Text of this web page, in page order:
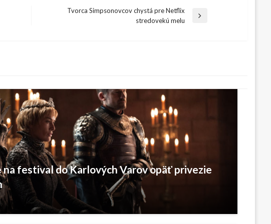
Tvorca Simpsonovcov chystá pre Netflix
stredovekú melu
na festival do Karlových Varov opäť privezie